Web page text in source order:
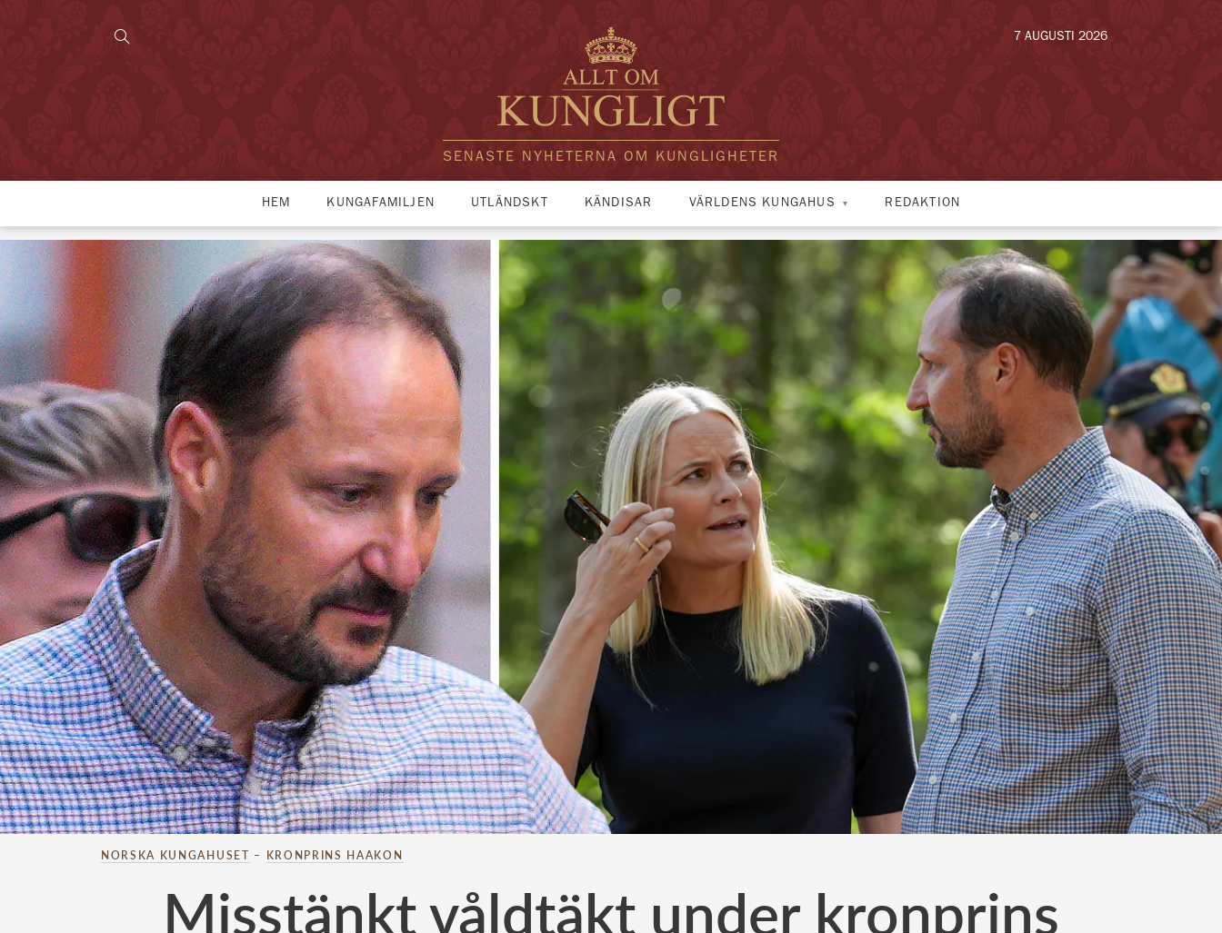
SENASTE NYHETERNA OM KUNGLIGHETER
7 AUGUSTI 2026
HEM KUNGAFAMILJEN UTLÄNDSKT KÄNDISAR VÄRLDENS KUNGAHUS REDAKTION
NORSKA KUNGAHUSET – KRONPRINS HAAKON
Misstänkt våldtäkt under kronprins